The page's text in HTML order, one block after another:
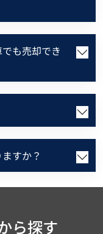
も売却でき
すか？
ら探す